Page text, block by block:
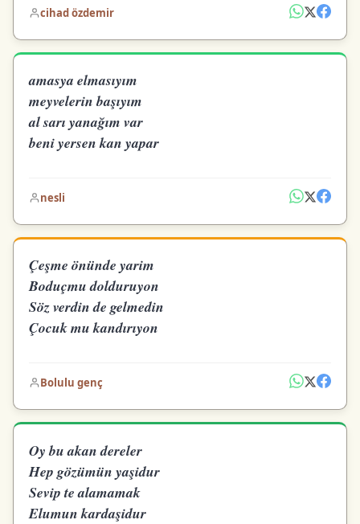
cihad özdemir
amasya elmasıyım
meyvelerin başıyım
al sarı yanağım var
beni yersen kan yapar
nesli
Çeşme önünde yarim
Boduçmu dolduruyon
Söz verdin de gelmedin
Çocuk mu kandırıyon
Bolulu genç
Oy bu akan dereler
Hep gözümün yaşidur
Sevip te alamamak
Elumun kardaşidur